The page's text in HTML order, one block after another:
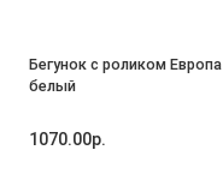
Бегунок с роликом Европа
белый
1070.00р.